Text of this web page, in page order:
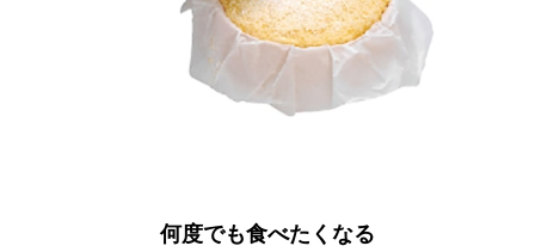
何度でも食べたくなる